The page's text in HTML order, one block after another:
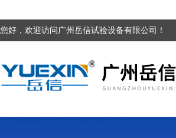
您好，欢迎访问广州岳信试验设备有限公司！